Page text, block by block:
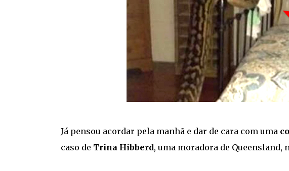
Já pensou acordar pela manhã e dar de cara com uma
caso de Trina Hibberd, uma moradora de Queensland,